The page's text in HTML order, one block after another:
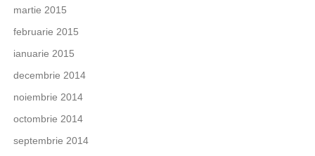
martie 2015
februarie 2015
ianuarie 2015
decembrie 2014
noiembrie 2014
octombrie 2014
septembrie 2014